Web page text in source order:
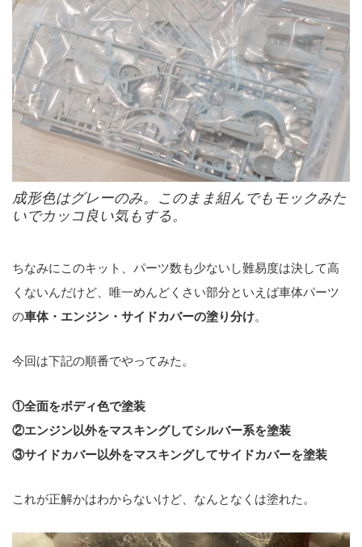
成形色はグレーのみ。このまま組んでもモックみた
いでカッコ良い気もする。
ちなみにこのキット、パーツ数も少ないし難易度は決して高
くないんだけど、唯一めんどくさい部分といえば車体パーツ
の車体・エンジン・サイドカバーの塗り分け。
今回は下記の順番でやってみた。
①全面をボディ色で塗装
②エンジン以外をマスキングしてシルバー系を塗装
③サイドカバー以外をマスキングしてサイドカバーを塗装
これが正解かはわからないけど、なんとなくは塗れた。